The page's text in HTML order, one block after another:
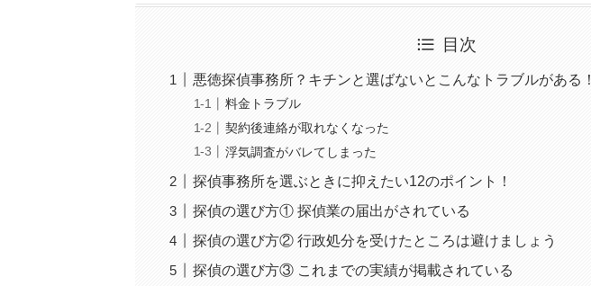
目次
悪徳探偵事務所？キチンと選ばないとこんなトラブルがある！
料金トラブル
契約後連絡が取れなくなった
浮気調査がバレてしまった
探偵事務所を選ぶときに抑えたい12のポイント！
探偵の選び方① 探偵業の届出がされている
探偵の選び方② 行政処分を受けたところは避けましょう
探偵の選び方③ これまでの実績が掲載されている